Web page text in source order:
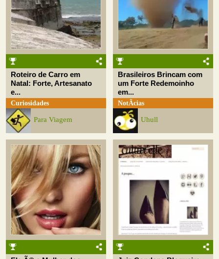
Roteiro de Carro em
Natal: Forte, Artesanato
e...
Curiosidades
Para Viagem
Brasileiros Brincam com
um Forte Redemoinho
em...
NotÃ­cias
Uhull